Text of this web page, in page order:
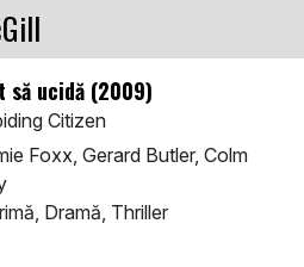
să ucidă (2009)
Citizen
Foxx, Gerard Butler, Colm
Dramă, Thriller